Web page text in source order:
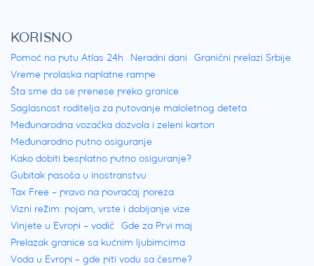
KORISNO
Pomoć na putu Atlas 24h Neradni dani
Granični prelazi Srbije
Vreme prolaska naplatne rampe
Šta sme da se prenese preko granice
Saglasnost roditelja za putovanje maloletnog deteta
Međunarodna vozačka dozvola i zeleni karton
Međunarodno putno osiguranje
Kako dobiti besplatno putno osiguranje?
Gubitak pasoša u inostranstvu
Tax Free – pravo na povraćaj poreza
Vizni režim: pojam, vrste i dobijanje vize
Vinjete u Evropi – vodič Gde za Prvi maj
Prelazak granice sa kućnim ljubimcima
Voda u Evropi – gde piti vodu sa česme?